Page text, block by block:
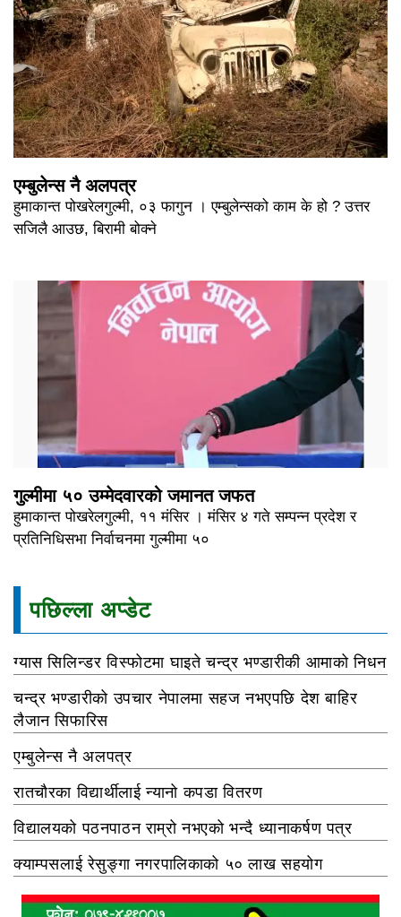
एम्बुलेन्स नै अलपत्र
हुमाकान्त पोखरेलगुल्मी, ०३ फागुन । एम्बुलेन्सको काम के हो ? उत्तर
सजिलै आउछ, बिरामी बोक्ने
गुल्मीमा ५० उम्मेदवारको जमानत जफत
हुमाकान्त पोखरेलगुल्मी, ११ मंसिर । मंसिर ४ गते सम्पन्न प्रदेश र
प्रतिनिधिसभा निर्वाचनमा गुल्मीमा ५०
पछिल्ला अप्डेट
ग्यास सिलिन्डर विस्फोटमा घाइते चन्द्र भण्डारीकी आमाको निधन
चन्द्र भण्डारीको उपचार नेपालमा सहज नभएपछि देश बाहिर
लैजान सिफारिस
एम्बुलेन्स नै अलपत्र
रातचौरका विद्यार्थीलाई न्यानो कपडा वितरण
विद्यालयको पठनपाठन राम्रो नभएको भन्दै ध्यानाकर्षण पत्र
क्याम्पसलाई रेसुङ्गा नगरपालिकाको ५० लाख सहयोग